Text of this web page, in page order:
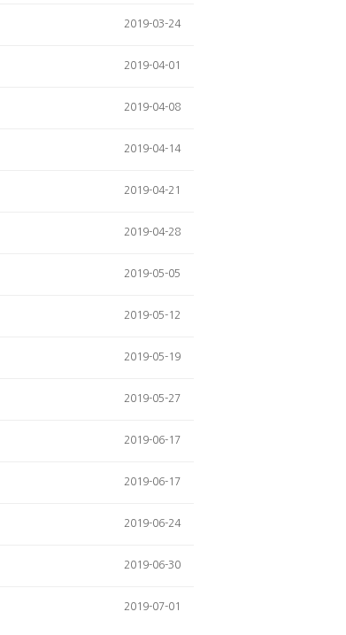
2019-03-24
2019-04-01
2019-04-08
2019-04-14
2019-04-21
2019-04-28
2019-05-05
2019-05-12
2019-05-19
2019-05-27
2019-06-17
2019-06-17
2019-06-24
2019-06-30
2019-07-01